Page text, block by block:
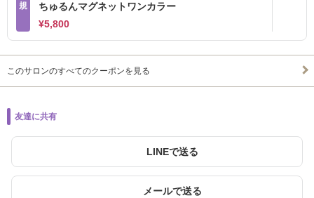
規
ちゅるんマグネットワンカラー
¥5,800
このサロンのすべてのクーポンを見る
友達に共有
LINEで送る
メールで送る